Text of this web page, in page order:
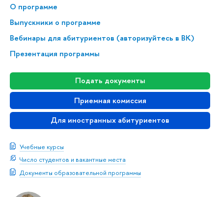
О программе
Выпускники о программе
Вебинары для абитуриентов (авторизуйтесь в ВК)
Презентация программы
Подать документы
Приемная комиссия
Для иностранных абитуриентов
Учебные курсы
Число студентов и вакантные места
Документы образовательной программы